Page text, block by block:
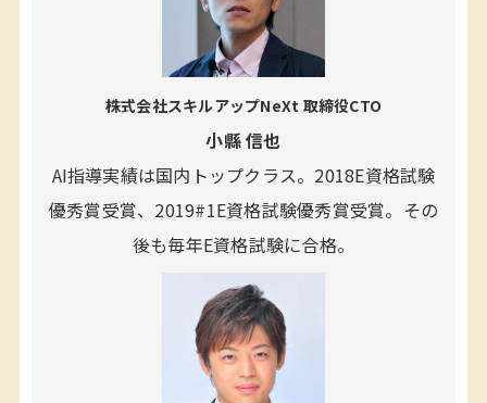
株式会社スキルアップNeXt 取締役CTO
小縣 信也
AI指導実績は国内トップクラス。2018E資格試験
優秀賞受賞、2019#1E資格試験優秀賞受賞。その
後も毎年E資格試験に合格。